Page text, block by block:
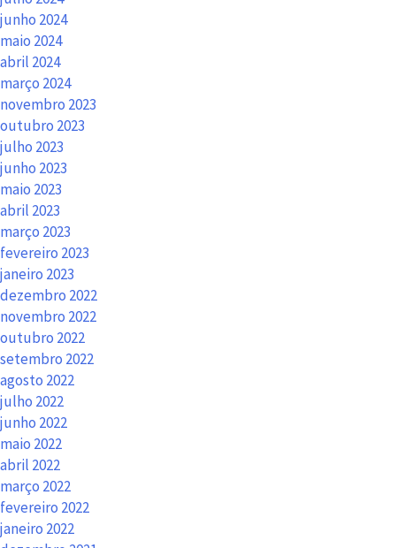
junho 2024
maio 2024
abril 2024
março 2024
novembro 2023
outubro 2023
julho 2023
junho 2023
maio 2023
abril 2023
março 2023
fevereiro 2023
janeiro 2023
dezembro 2022
novembro 2022
outubro 2022
setembro 2022
agosto 2022
julho 2022
junho 2022
maio 2022
abril 2022
março 2022
fevereiro 2022
janeiro 2022